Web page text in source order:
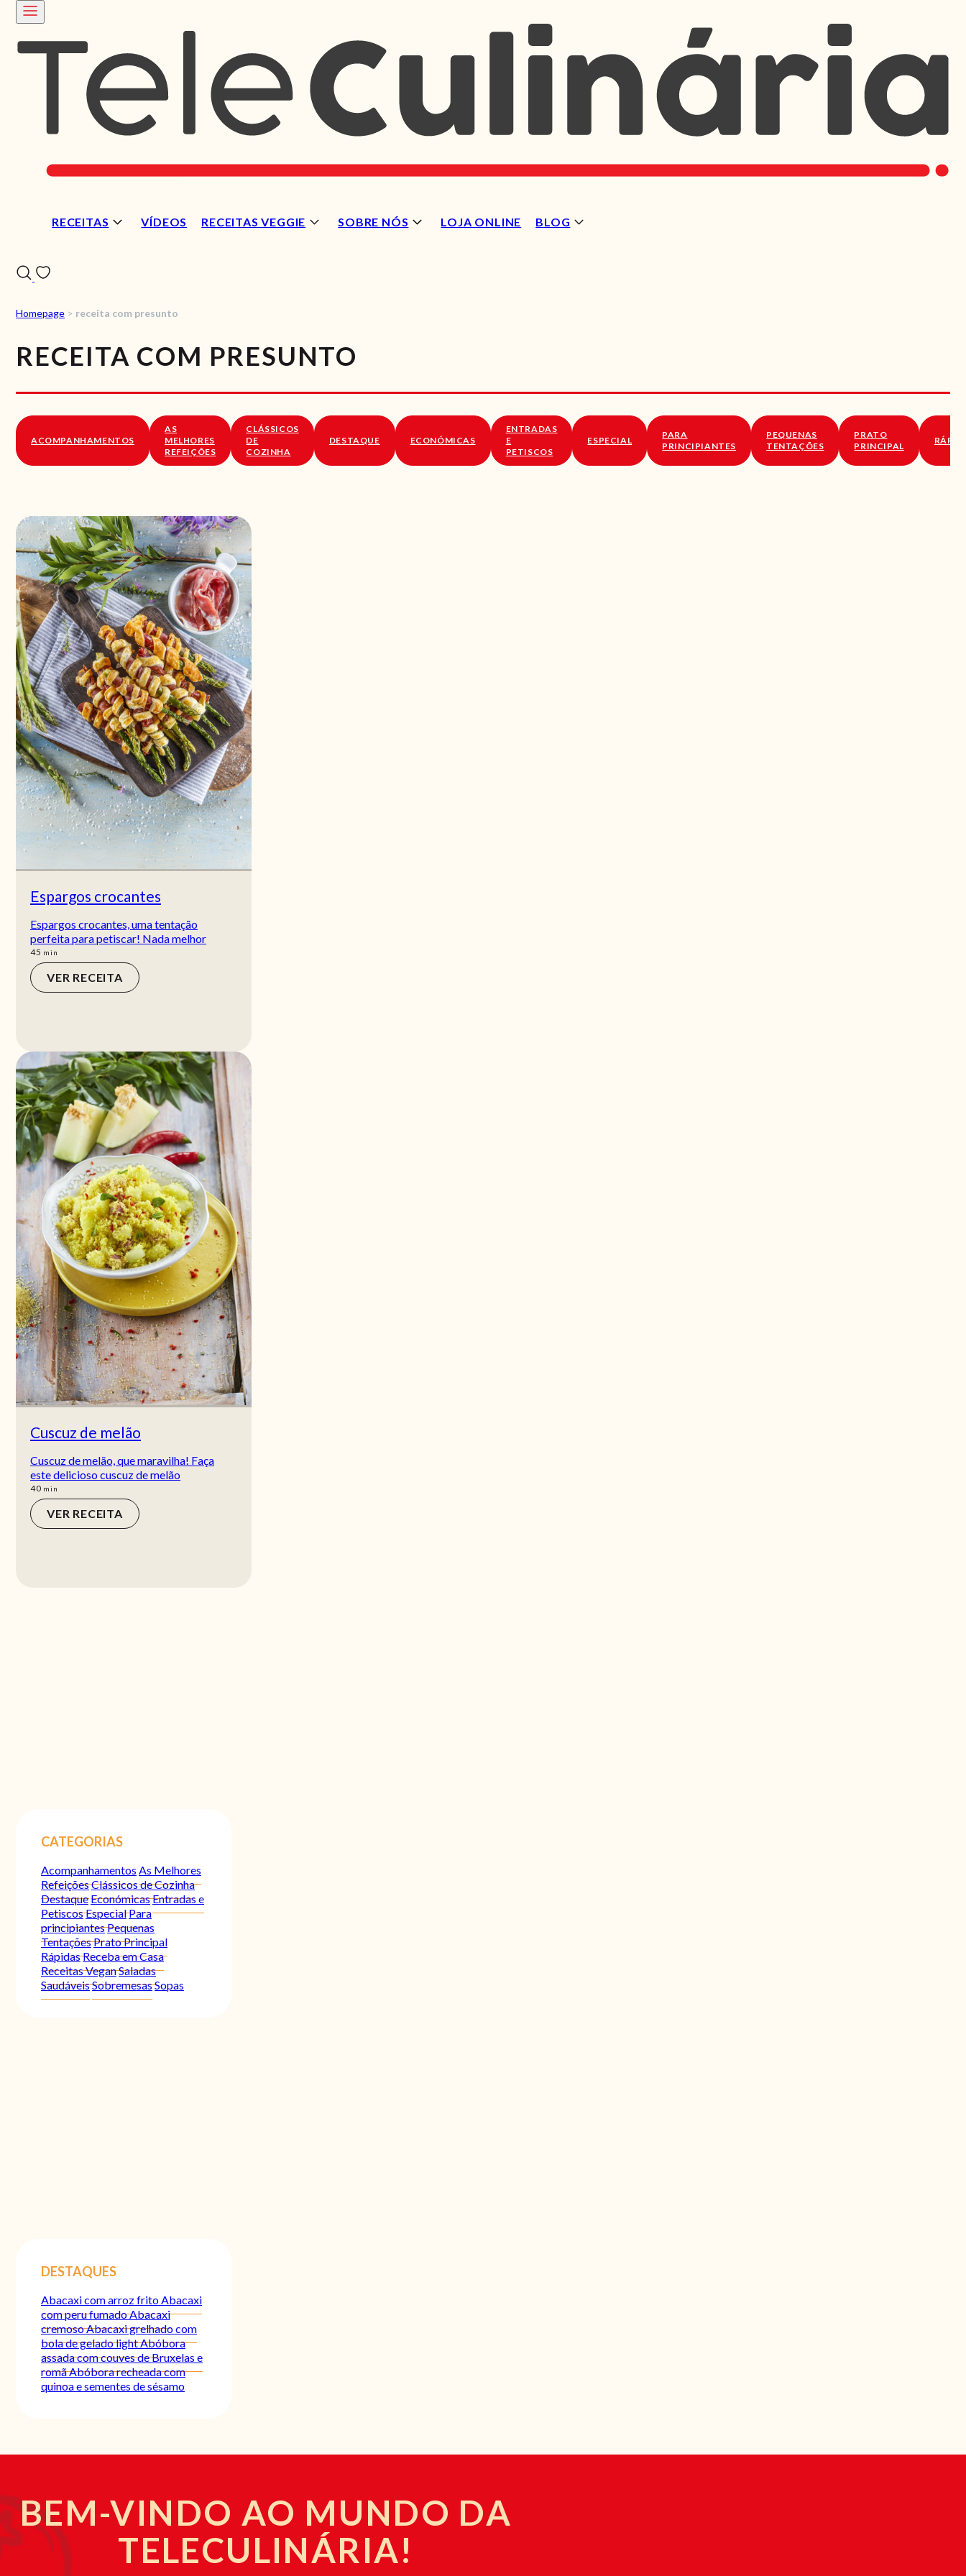
RECEITAS VÍDEOS RECEITAS VEGGIE SOBRE NÓS LOJA ONLINE BLOG
SOBRE NÓS
Homepage > receita com presunto
RECEITA COM PRESUNTO
ACOMPANHAMENTOS
AS
MELHORES
REFEIÇÕES
CLÁSSICOS
DE
COZINHA
DESTAQUE ECONÓMICAS
ENTRADAS
E
PETISCOS
ESPECIAL
PARA
PRINCIPIANTES
PEQUENAS
TENTAÇÕES
PRATO
PRINCIPAL
Espargos crocantes
Espargos crocantes, uma tentação
perfeita para petiscar! Nada melhor
45 min
min
VER RECEITA
Cuscuz de melão
Cuscuz de melão, que maravilha! Faça
este delicioso cuscuz de melão
40min
min
VER RECEITA
CATEGORIAS
Acompanhamentos As Melhores
RefeiçõesClássicos de Cozinha
Destaque EconómicasEntradas e
PetiscosEspecialPara
principiantesPequenas
TentaçõesPrato Principal
RápidasReceba em Casa
Receitas VeganSaladas
SaudáveisSobremesasSopas
DESTAQUES
Abacaxi com arroz frito Abacaxi
com peru fumadoAbacaxi
cremosoAbacaxi grelhado com
bola de gelado lightAbóbora
assada com couves de Bruxelas e
romãAbóbora recheada com
quinoa e sementes de sésamo
BEM-VINDO AO MUNDO DA
TELECULINÁRIA!